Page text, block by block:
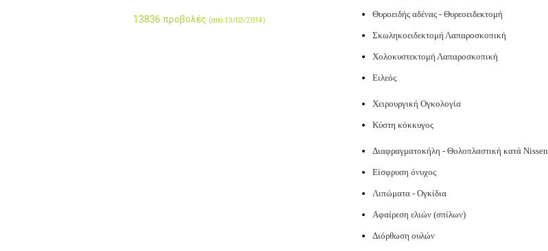
13836 προβολές (από 13/03/2014)
Θυροειδής αδένας - Θυρεοειδεκτομή
Σκωληκοειδεκτομή Λαπαροσκοπική
Χολοκυστεκτομή Λαπαροσκοπική
Ειλεός
Χειρουργική Ογκολογία
Κύστη κόκκυγος
Διαφραγματοκήλη - Θολοπλαστική κατά Nissen
Είσφρυση όνυχος
Λιπώματα - Ογκίδια
Αφαίρεση ελιών (σπίλων)
Διόρθωση ουλών